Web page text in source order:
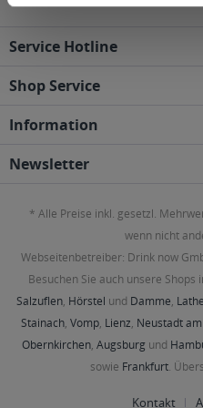
Service Hotline
Shop Service
Information
Newsletter
* Alle Preise inkl. gesetzl.
wenn nicht
Webseitenbetreiber: Drink now
Besuchen Sie auch unsere Shops
Salzuflen, Hörstel und Damme,
Stainach, Vomp, Lienz, Neustadt
Obernkirchen, Augsburg und
sowie Frankfurt.
Kontakt